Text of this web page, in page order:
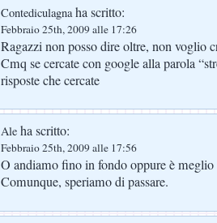
Contediculagnaha scritto:
Febbraio 25th, 2009 alle 17:26
Ragazzi non posso dire oltre, non voglio
Cmq se cercate con google alla parola
risposte che cercate
Ale ha scritto:
Febbraio 25th, 2009 alle 17:56
O andiamo fino in fondo oppure è meglio
Comunque, speriamo di passare.